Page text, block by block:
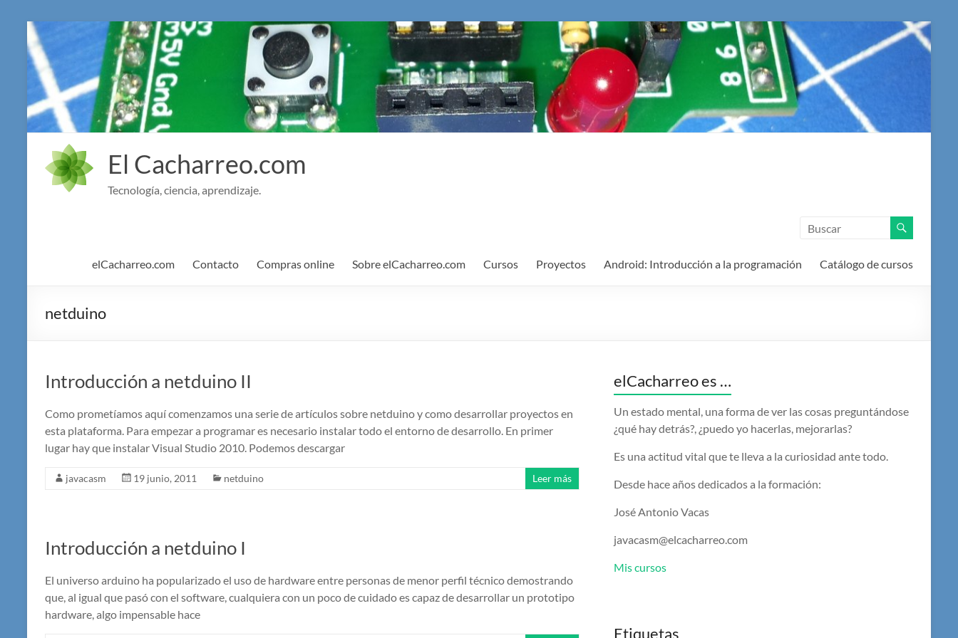
Saltar
al
contenido
El Cacharreo.com
Tecnología, ciencia, aprendizaje.
elCacharreo.com Contacto Compras online Sobre elCacharreo.com Cursos Proyectos Android: Introducción a la programación Catálogo de cursos
netduino
Introducción a netduino II
Como prometíamos aquí comenzamos una serie de artículos sobre netduino y como desarrollar proyectos en
esta plataforma. Para empezar a programar es necesario instalar todo el entorno de desarrollo. En primer
lugar hay que instalar Visual Studio 2010. Podemos descargar
javacasm 19 junio, 2011 netduino Leer más
Introducción a netduino I
El universo arduino ha popularizado el uso de hardware entre personas de menor perfil técnico demostrando
que, al igual que pasó con el software, cualquiera con un poco de cuidado es capaz de desarrollar un prototipo
hardware, algo impensable hace
elCacharreo es …
Un estado mental, una forma de ver las cosas preguntándose
¿qué hay detrás?, ¿puedo yo hacerlas, mejorarlas?
Es una actitud vital que te lleva a la curiosidad ante todo.
Desde hace años dedicados a la formación:
José Antonio Vacas
javacasm@elcacharreo.com
Mis cursos
Etiquetas